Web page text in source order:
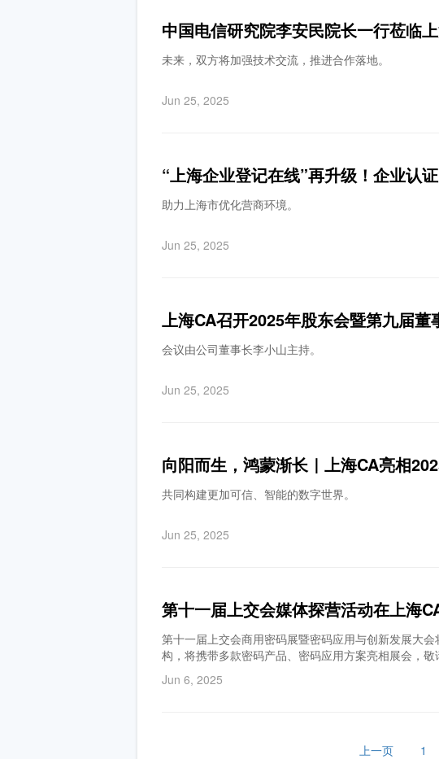
中国电信研究院李安民院长一行莅临
未来，双方将加强技术交流，推进合作落地。
Jun 25, 2025
“上海企业登记在线”再升级！企业认
助力上海市优化营商环境。
Jun 25, 2025
上海CA召开2025年股东会暨第九届
会议由公司董事长李小山主持。
Jun 25, 2025
向阳而生，鸿蒙渐长｜上海CA亮相
共同构建更加可信、智能的数字世界。
Jun 25, 2025
第十一届上交会媒体探营活动在上海
第十一届上交会商用密码展暨密码应用与创新发展大
构，将携带多款密码产品、密码应用方案亮相展会，敬
Jun 6, 2025
上一页 1